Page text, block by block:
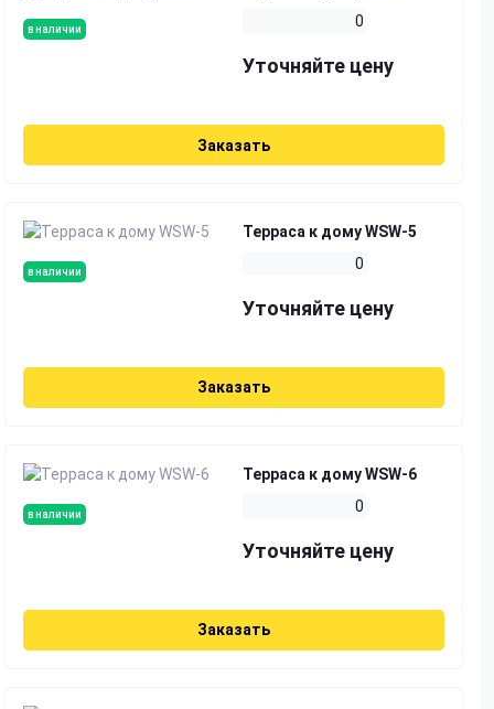
в наличии
0
Уточняйте цену
Заказать
в наличии
Терраса к дому WSW-5
0
Уточняйте цену
Заказать
в наличии
Терраса к дому WSW-6
0
Уточняйте цену
Заказать